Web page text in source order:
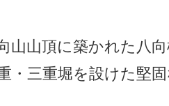
山山頂に築かれた八
・三重堀を設けた堅